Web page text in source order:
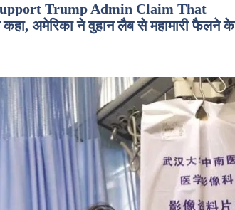
Trump Admin Claim That
अमेरिका ने वुहान लैब से महामारी फैलने के